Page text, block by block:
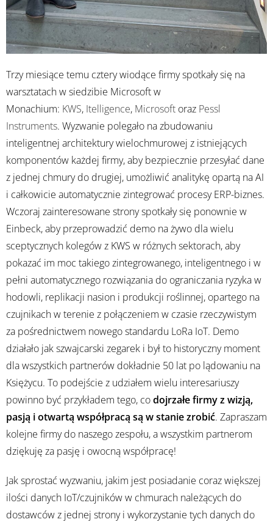
Trzy miesiące temu cztery wiodące firmy spotkały się na
warsztatach w siedzibie Microsoft w
Monachium: KWS, Itelligence, Microsoft oraz Pessl
Instruments. Wyzwanie polegało na zbudowaniu
inteligentnej architektury wielochmurowej z istniejących
komponentów każdej firmy, aby bezpiecznie przesyłać dane
z jednej chmury do drugiej, umożliwić analitykę opartą na AI
i całkowicie automatycznie zintegrować procesy ERP-biznes.
Wczoraj zainteresowane strony spotkały się ponownie w
Einbeck, aby przeprowadzić demo na żywo dla wielu
sceptycznych kolegów z KWS w różnych sektorach, aby
pokazać im moc takiego zintegrowanego, inteligentnego i w
pełni automatycznego rozwiązania do ograniczania ryzyka w
hodowli, replikacji nasion i produkcji roślinnej, opartego na
czujnikach w terenie z połączeniem w czasie rzeczywistym
za pośrednictwem nowego standardu LoRa IoT. Demo
działało jak szwajcarski zegarek i był to historyczny moment
dla wszystkich partnerów dokładnie 50 lat po lądowaniu na
Księżycu. To podejście z udziałem wielu interesariuszy
powinno być przykładem tego, codojrzałe firmy z wizją,
pasją i otwartą współpracą są w stanie zrobić. Zapraszam
kolejne firmy do naszego zespołu, a wszystkim partnerom
dziękuję za pasję i owocną współpracę!
Jak sprostać wyzwaniu, jakim jest posiadanie coraz większej
ilości danych IoT/czujników w chmurach należących do
dostawców z jednej strony i wykorzystanie tych danych do